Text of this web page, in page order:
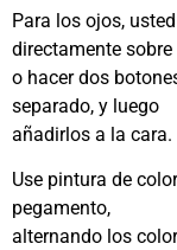
Para los ojos,
directamente
o hacer dos
separado, y luego
añadirlos a la cara.
Use pintura de
pegamento,
alternando los